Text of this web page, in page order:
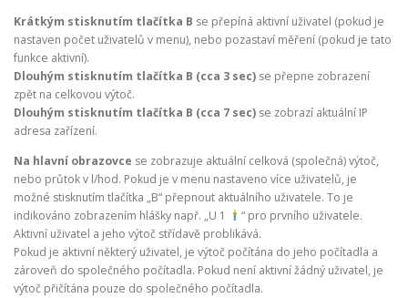
Krátkým stisknutím tlačítka B se přepíná aktivní uživatel (pokud je
nastaven počet uživatelů v menu), nebo pozastaví měření (pokud je tato
funkce aktivní).
Dlouhým stisknutím tlačítka B (cca 3 sec) se přepne zobrazení
zpět na celkovou výtoč.
Dlouhým stisknutím tlačítka B (cca 7 sec) se zobrazí aktuální IP
adresa zařízení.
Na hlavní obrazovce se zobrazuje aktuální celková (společná) výtoč,
nebo průtok v l/hod. Pokud je v menu nastaveno více uživatelů, je
možné stisknutím tlačítka „B“ přepnout aktuálního uživatele. To je
indikováno zobrazením hlášky např. „U 1
“ pro prvního uživatele.
Aktivní uživatel a jeho výtoč střídavě problikává.
Pokud je aktivní některý uživatel, je výtoč počítána do jeho počítadla a
zároveň do společného počítadla. Pokud není aktivní žádný uživatel, je
výtoč přičítána pouze do společného počítadla.